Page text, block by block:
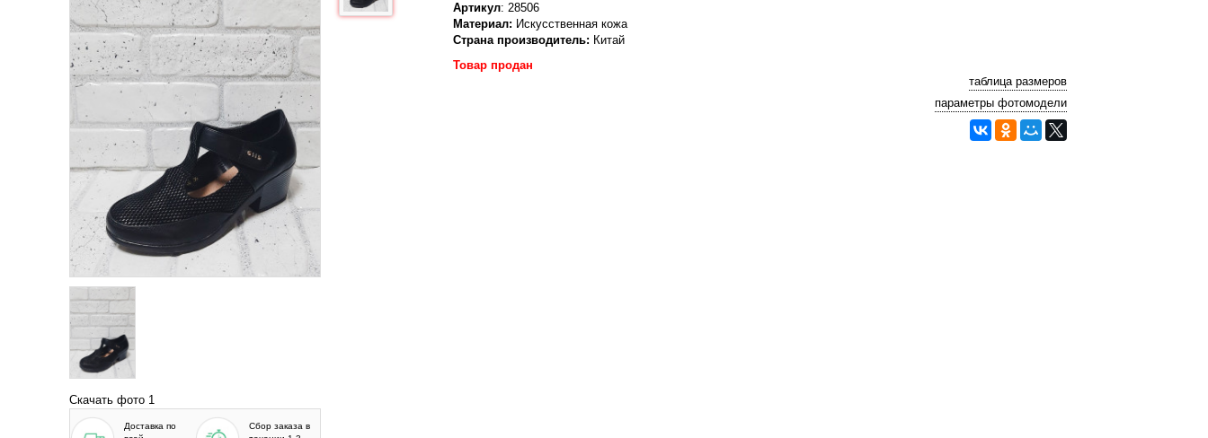
Скачать фото 1
Доставка по
Сбор заказа в
Артикул: 28506
Материал: Искусственная кожа
Страна производитель: Китай
Товар продан
таблица размеров
параметры фотомодели